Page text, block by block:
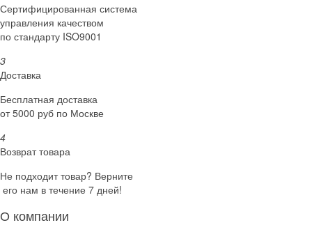
Сертифициро­ванная система
управления качеством
по стандарту ISO9001
3
Доставка
Бесплатная доставка
от 5000 руб по Москве
4
Возврат товара
Не подходит товар? Верните
его нам в течение 7 дней!
О компании